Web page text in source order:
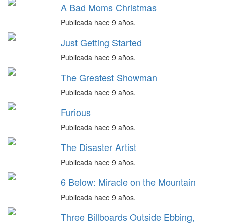
A Bad Moms Christmas
Publicada hace 9 años.
Just Getting Started
Publicada hace 9 años.
The Greatest Showman
Publicada hace 9 años.
Furious
Publicada hace 9 años.
The Disaster Artist
Publicada hace 9 años.
6 Below: Miracle on the Mountain
Publicada hace 9 años.
Three Billboards Outside Ebbing,